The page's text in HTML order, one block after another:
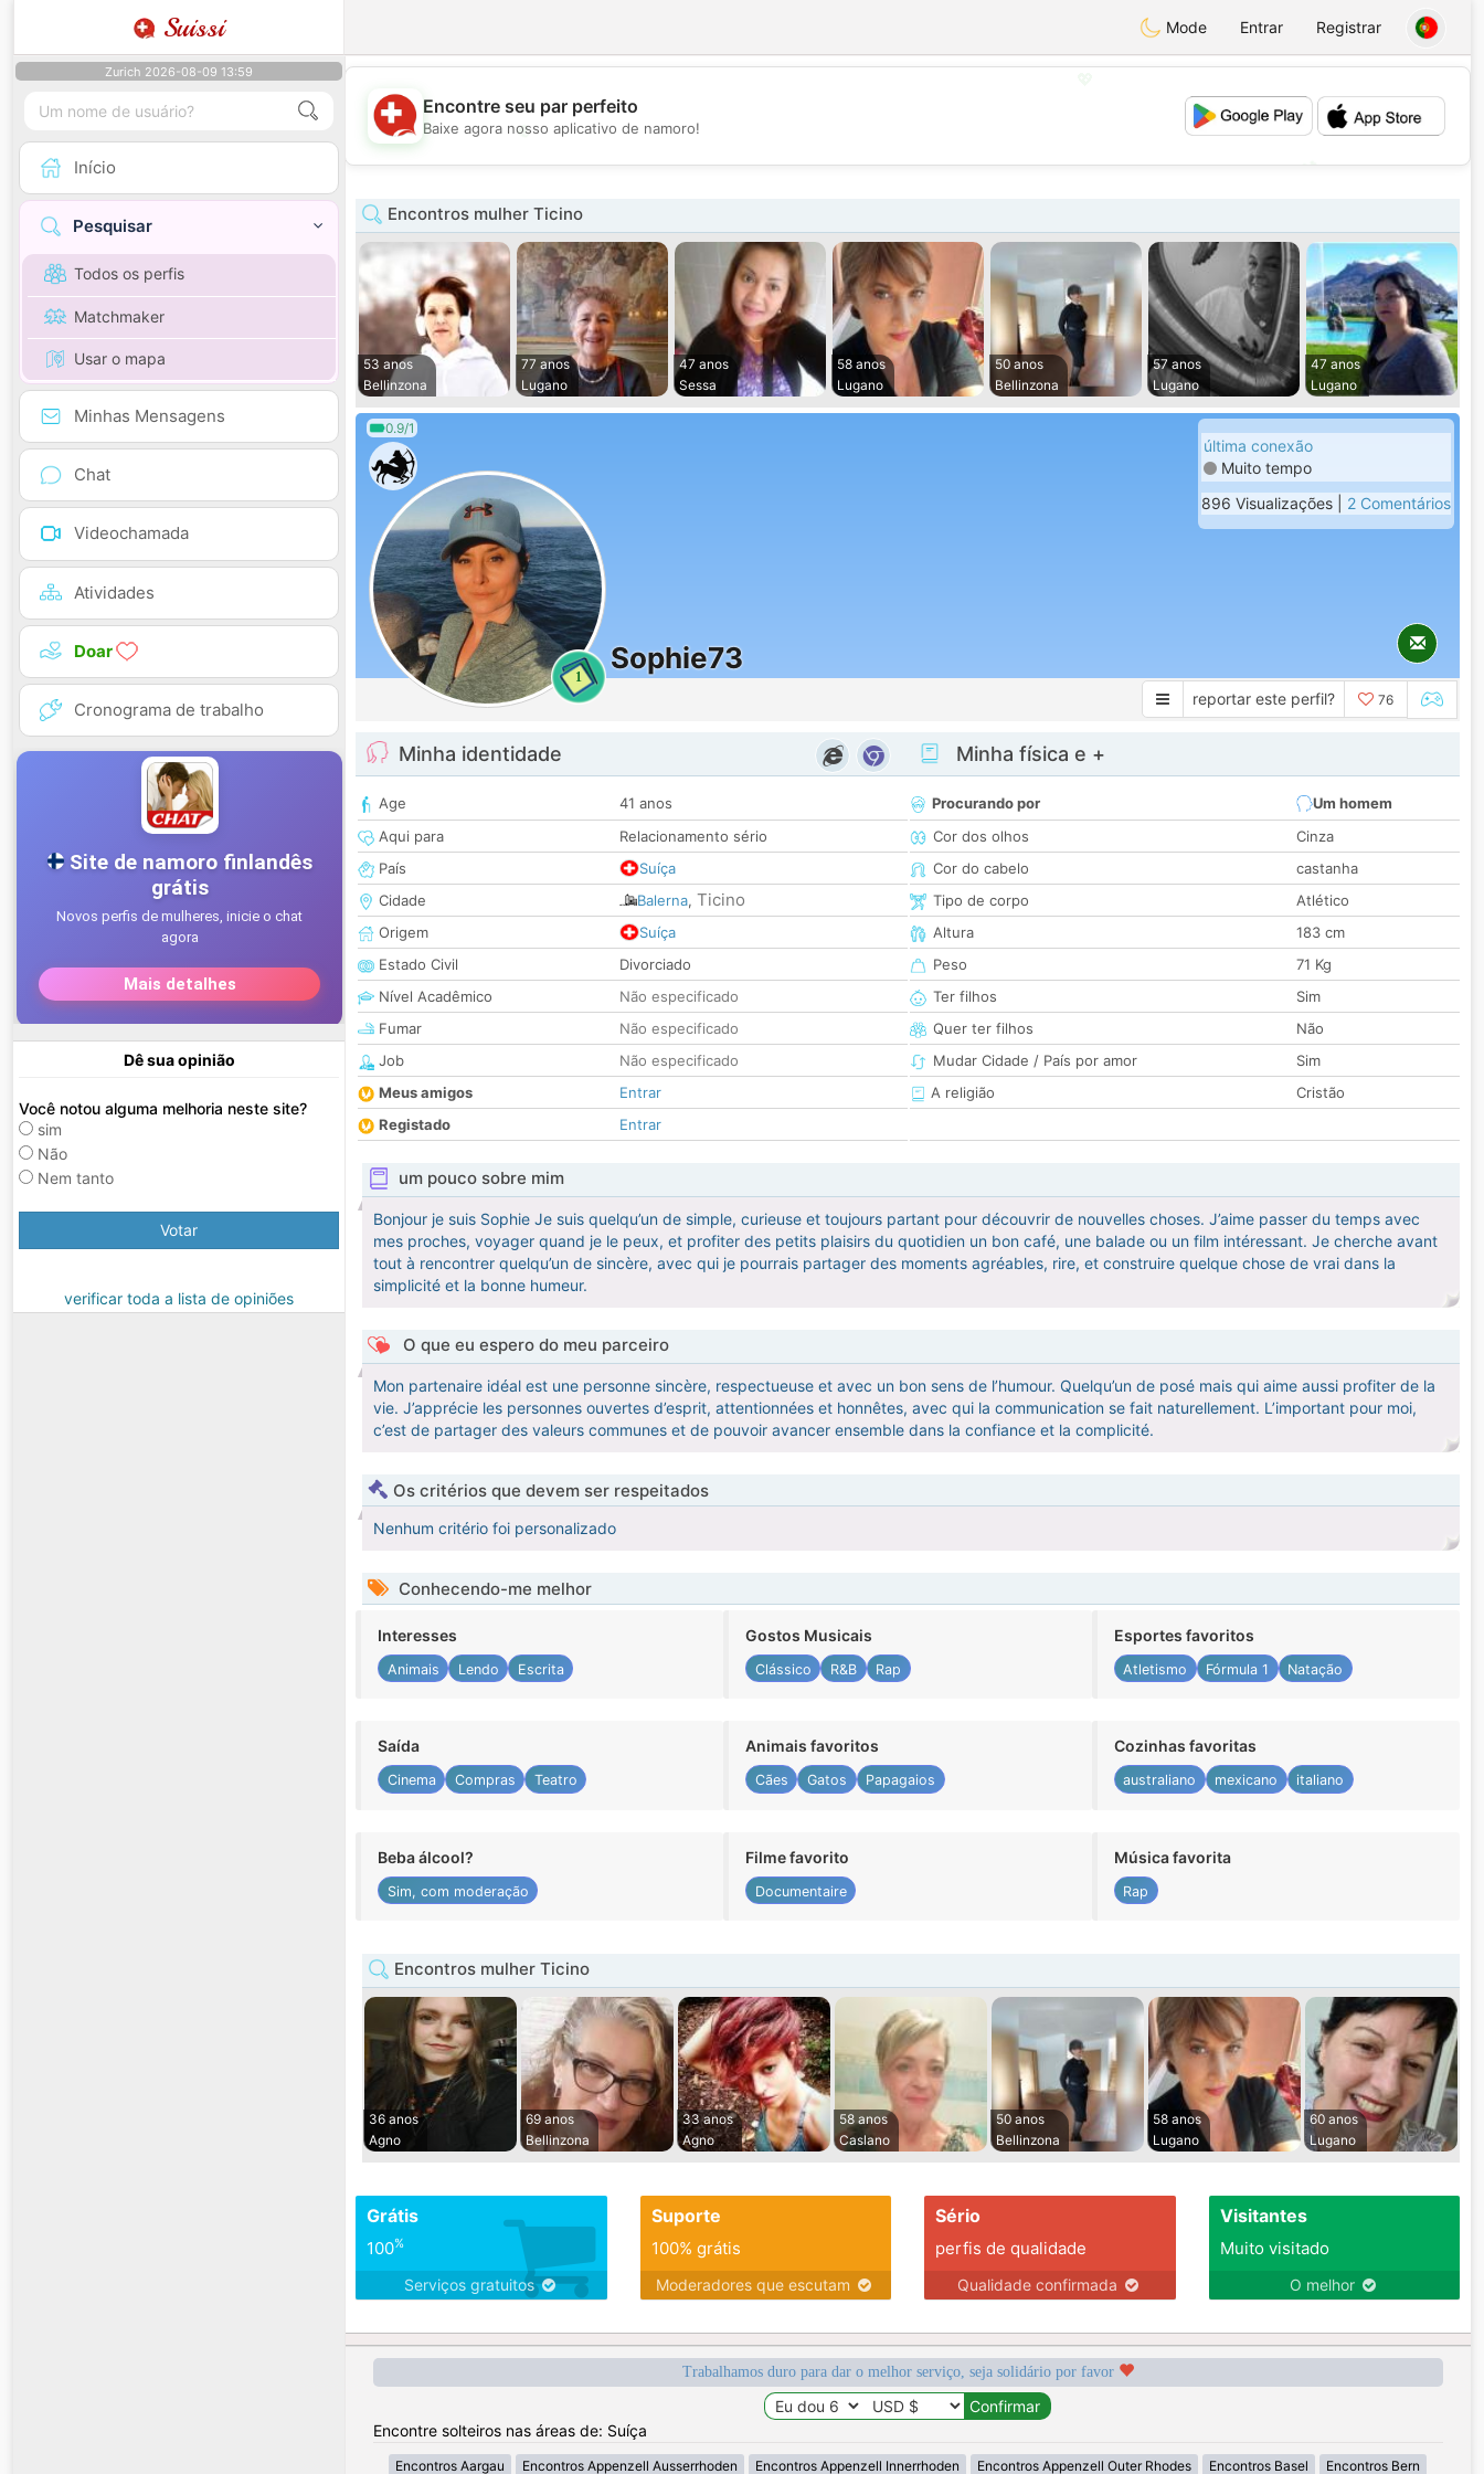
Suissi Mode Entrar Registrar
Zurich 2026-08-09 13:59
Início
Pesquisar
Todos os perfis
Matchmaker
Usar o mapa
Minhas Mensagens
Chat
Videochamada
Atividades
Doar
Cronograma de trabalho
Dê sua opinião
Você notou alguma melhoria neste site?
sim
Não
Nem tanto
Votar
verificar toda a lista de opiniões
💕
Encontre seu par perfeito
Baixe agora nosso aplicativo de namoro!
Encontros mulher Ticino
53 anos
Bellinzona
77 anos
Lugano
47 anos
Sessa
58 anos
Lugano
50 anos
Bellinzona
57 anos
Lugano
47 anos
Lugano
0.9/1
1
Sophie73
última conexão
Muito tempo
896 Visualizações | 2 Comentários
reportar este perfil? 76
Minha identidade
Age
41 anos
Aqui para
Relacionamento sério
País
Suíça
Cidade
Balerna, Ticino
Origem
Suíça
Estado Civil
Divorciado
Nível Acadêmico
Não especificado
Fumar
Não especificado
Job
Não especificado
Meus amigos
Entrar
Registado
Entrar
Minha física e +
Procurando por
Um homem
Cor dos olhos
Cinza
Cor do cabelo
castanha
Tipo de corpo
Atlético
Altura
183 cm
Peso
71 Kg
Ter filhos
Sim
Quer ter filhos
Não
Mudar Cidade / País por amor
Sim
A religião
Cristão
um pouco sobre mim
Bonjour je suis Sophie Je suis quelqu’un de simple, curieuse et toujours partant pour découvrir de nouvelles choses. J’aime passer du temps avec
mes proches, voyager quand je le peux, et profiter des petits plaisirs du quotidien un bon café, une balade ou un film intéressant. Je cherche avant
tout à rencontrer quelqu’un de sincère, avec qui je pourrais partager des moments agréables, rire, et construire quelque chose de vrai dans la
simplicité et la bonne humeur.
O que eu espero do meu parceiro
Mon partenaire idéal est une personne sincère, respectueuse et avec un bon sens de l’humour. Quelqu’un de posé mais qui aime aussi profiter de la
vie. J’apprécie les personnes ouvertes d’esprit, attentionnées et honnêtes, avec qui la communication se fait naturellement. L’important pour moi,
c’est de partager des valeurs communes et de pouvoir avancer ensemble dans la confiance et la complicité.
Os critérios que devem ser respeitados
Nenhum critério foi personalizado
Conhecendo-me melhor
Interesses
Animais Lendo Escrita
Gostos Musicais
Clássico R&B Rap
Esportes favoritos
Atletismo Fórmula 1 Natação
Saída
Cinema Compras Teatro
Animais favoritos
Cães Gatos Papagaios
Cozinhas favoritas
australiano mexicano italiano
Beba álcool?
Sim, com moderação
Filme favorito
Documentaire
Música favorita
Rap
Encontros mulher Ticino
36 anos
Agno
69 anos
Bellinzona
33 anos
Agno
58 anos
Caslano
50 anos
Bellinzona
58 anos
Lugano
60 anos
Lugano
Grátis
100%
Serviços gratuitos
Suporte
100% grátis
Moderadores que escutam
Sério
perfis de qualidade
Qualidade confirmada
Visitantes
Muito visitado
O melhor
Trabalhamos duro para dar o melhor serviço, seja solidário por favor
Encontre solteiros nas áreas de: Suíça
Encontros Aargau Encontros Appenzell Ausserrhoden Encontros Appenzell Innerrhoden Encontros Appenzell Outer Rhodes Encontros Basel Encontros Bern